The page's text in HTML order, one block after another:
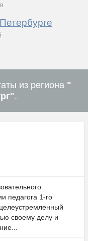
из региона "
.
педагога 1-го
своему делу и